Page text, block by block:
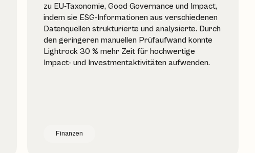
zu EU-Taxonomie, Good Governance und Impact,
indem sie ESG-Informationen aus verschiedenen
Datenquellen strukturierte und analysierte. Durch
den geringeren manuellen Prüfaufwand konnte
Lightrock 30 % mehr Zeit für hochwertige
Impact- und Investmentaktivitäten aufwenden.
Finanzen